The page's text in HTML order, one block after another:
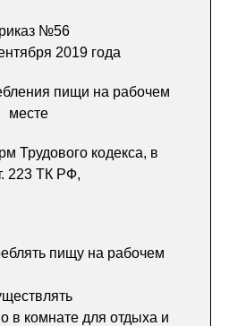
№56
2019 года
пищи на рабочем
месте
Трудового кодекса, в
223 ТК РФ,
пищу на рабочем
в комнате для отдыха и